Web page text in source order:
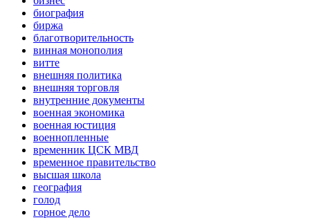
биография
биржа
благотворительность
винная монополия
витте
внешняя политика
внешняя торговля
внутренние документы
военная экономика
военная юстиция
военнопленные
временник ЦСК МВД
временное правительство
высшая школа
география
голод
горное дело